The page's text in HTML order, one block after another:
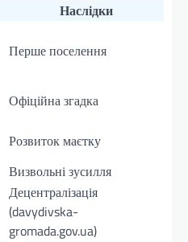
Наслідки
Перше поселення
Офіційна згадка
Розвиток маєтку
Визвольні зусилля
Децентралізація
(davydivska-
gromada.gov.ua)